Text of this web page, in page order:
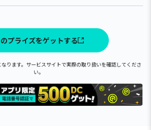
プライズをゲットする
ります。サービスサイトで実際の取り扱いを確認してくださ
い。